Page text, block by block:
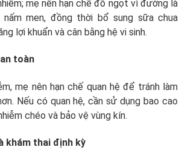
mẹ nên hạn chế đồ ngọt vì đường là
nấm men, đồng thời bổ sung sữa chua
lợi khuẩn và cân bằng hệ vi sinh.
toàn
mẹ nên hạn chế quan hệ để tránh làm
Nếu có quan hệ, cần sử dụng bao cao
chéo và bảo vệ vùng kín.
khám thai định kỳ